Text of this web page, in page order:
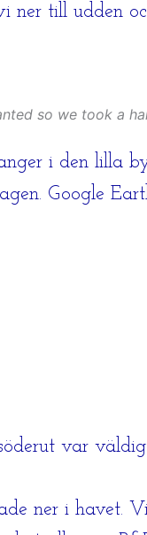
till udden
so we took a
i den lilla
Google
var
ner i havet.